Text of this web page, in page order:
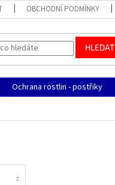
OBCHODNÍ PODMÍNKY
HLEDAT
Ochrana rostlin - postřiky